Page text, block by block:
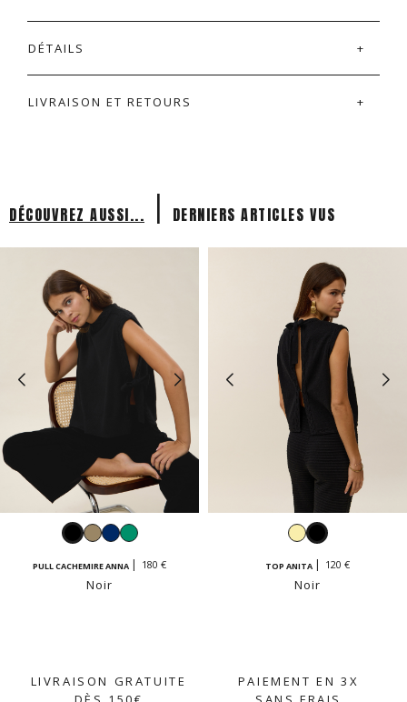
DÉTAILS
LIVRAISON ET RETOURS
DÉCOUVREZ AUSSI... | DERNIERS ARTICLES VUS
NoirTaupe
NavyÉmeraude
PULL CACHEMIRE ANNA 180 €
Noir
JauneNoir
TOP ANITA 120 €
Noir
LIVRAISON GRATUITE
PAIEMENT EN 3X